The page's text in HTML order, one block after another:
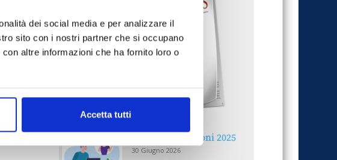
dei social media e per analizzare il
sito con i nostri partner che si occupano
altre informazioni che ha fornito loro o
Accetta tutti
Reclami e sanzioni 2025
30 Giugno 2026